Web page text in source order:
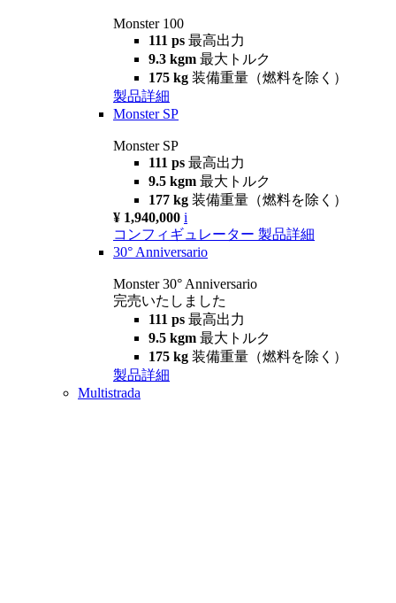
Monster 100
111 ps 最高出力
9.3 kgm 最大トルク
175 kg 装備重量（燃料を除く）
製品詳細
Monster SP
Monster SP
111 ps 最高出力
9.5 kgm 最大トルク
177 kg 装備重量（燃料を除く）
¥ 1,940,000 i
コンフィギュレーター 製品詳細
30° Anniversario
Monster 30° Anniversario
完売いたしました
111 ps 最高出力
9.5 kgm 最大トルク
175 kg 装備重量（燃料を除く）
製品詳細
Multistrada